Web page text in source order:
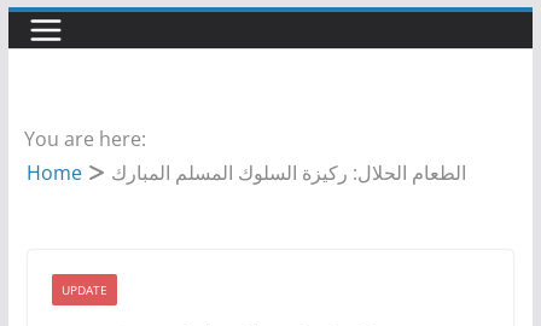
You are here:
Home
الطعام الحلال: ركيزة السلوك المسلم المبارك
UPDATE